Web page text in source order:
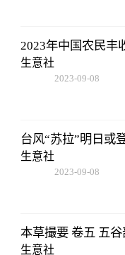
2023年中国农民丰
生意社
2023-09-08
台风“苏拉”明日或
生意社
2023-09-08
本草撮要 卷五 五谷
生意社